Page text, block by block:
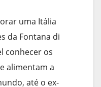
uma Itália
da Fontana di
conhecer os
alimentam a
até o ex-